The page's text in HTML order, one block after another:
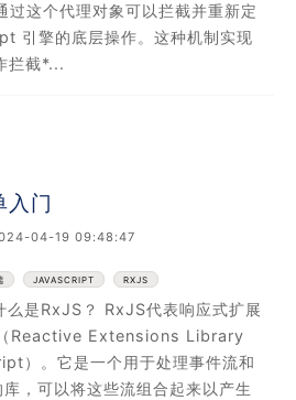
这个代理对象可以拦截并重新定
引擎的底层操作。这种机制实现
拦截*...
入门
04-19 09:48:47
JAVASCRIPT RXJS
么是RxJS？ RxJS代表响应式扩展
Reactive Extensions Library
）。它是一个用于处理事件流和
，可以将这些流组合起来以产生